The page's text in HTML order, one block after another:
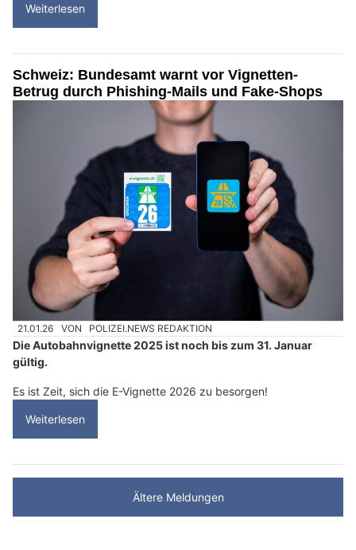
Weiterlesen
Schweiz: Bundesamt warnt vor Vignetten-
Betrug durch Phishing-Mails und Fake-Shops
21.01.26 VON POLIZEI.NEWS REDAKTION
Die Autobahnvignette 2025 ist noch bis zum 31. Januar
gültig.
Es ist Zeit, sich die E-Vignette 2026 zu besorgen!
Weiterlesen
Ältere Meldungen